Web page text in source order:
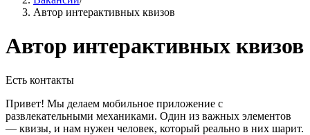
Автор интерактивных квизов
Автор интерактивных квизов
Есть контакты
Привет! Мы делаем мобильное приложение с
развлекательными механиками. Один из важных элементов
— квизы, и нам нужен человек, который реально в них шарит.